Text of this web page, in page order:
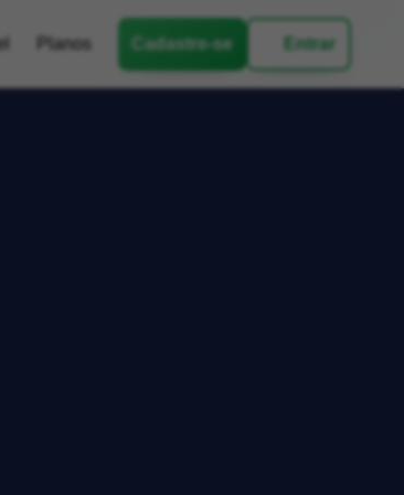
Planos Cadastre-se Entrar